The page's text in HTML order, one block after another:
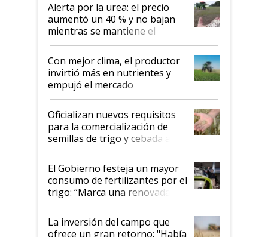
Alerta por la urea: el precio
aumentó un 40 % y no bajan
mientras se mantiene el
conflicto en Medio Oriente
Con mejor clima, el productor
invirtió más en nutrientes y
empujó el mercado
Oficializan nuevos requisitos
para la comercialización de
semillas de trigo y cebada a
granel
El Gobierno festeja un mayor
consumo de fertilizantes por el
trigo: “Marca una renovada
confianza de los productores”
La inversión del campo que
ofrece un gran retorno: "Había